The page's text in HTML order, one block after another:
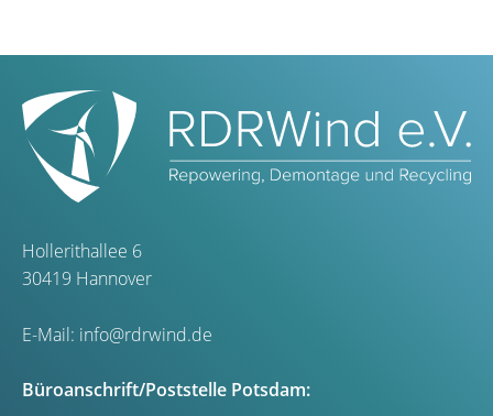
Hollerithallee 6
30419 Hannover
E-Mail: info@rdrwind.de
Büroanschrift/Poststelle Potsdam: